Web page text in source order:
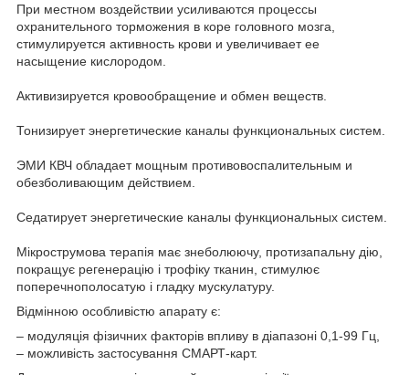
При местном воздействии усиливаются процессы
охранительного торможения в коре головного мозга,
стимулируется активность крови и увеличивает ее
насыщение кислородом.
Активизируется кровообращение и обмен веществ.
Тонизирует энергетические каналы функциональных систем.
ЭМИ КВЧ обладает мощным противовоспалительным и
обезболивающим действием.
Седатирует энергетические каналы функциональных систем.
Мікрострумова терапія має знеболюючу, протизапальну дію,
покращує регенерацію і трофіку тканин, стимулює
поперечнополосатую і гладку мускулатуру.
Відмінною особливістю апарату є:
– модуляція фізичних факторів впливу в діапазоні 0,1-99 Гц,
– можливість застосування СМАРТ-карт.